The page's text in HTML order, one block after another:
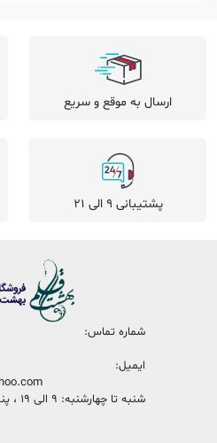
ارسال به موقع و سریع
پشتیبانی 9 الی 21
شماره تماس:
ایمیل:
شنبه تا چهارشنبه: 9 الی 19 ، پنجشنبه 9:30 الی 13:30